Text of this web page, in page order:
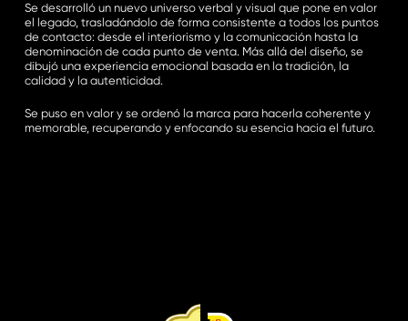
Se desarrolló un nuevo universo verbal y visual que pone en valor
el legado, trasladándolo de forma consistente a todos los puntos
de contacto: desde el interiorismo y la comunicación hasta la
denominación de cada punto de venta. Más allá del diseño, se
dibujó una experiencia emocional basada en la tradición, la
calidad y la autenticidad.
Se puso en valor y se ordenó la marca para hacerla coherente y
memorable, recuperando y enfocando su esencia hacia el futuro.